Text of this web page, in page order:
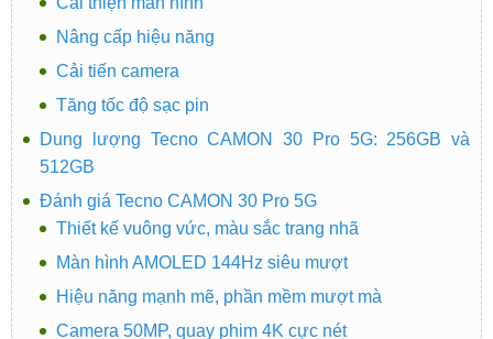
Nâng cấp hiệu năng
Cải tiến camera
Tăng tốc độ sạc pin
Dung lượng Tecno CAMON 30 Pro 5G: 256GB và
512GB
Đánh giá Tecno CAMON 30 Pro 5G
Thiết kế vuông vức, màu sắc trang nhã
Màn hình AMOLED 144Hz siêu mượt
Hiệu năng mạnh mẽ, phần mềm mượt mà
Camera 50MP, quay phim 4K cực nét